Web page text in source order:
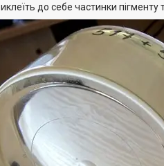
до себе частинки пігменту